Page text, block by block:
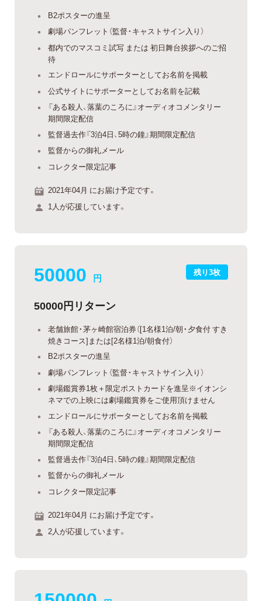
B2ポスターの進呈
劇場パンフレット（監督・キャストサイン入り）
都内でのマスコミ試写 または 初日舞台挨拶へのご招
待
エンドロールにサポーターとしてお名前を掲載
公式サイトにサポーターとしてお名前を記載
『ある殺人、落葉のころに』オーディオコメンタリー
期間限定配信
監督過去作『3泊4日、5時の鐘』期間限定配信
監督からの御礼メール
コレクター限定記事
2021年04月 にお届け予定です。
1人が応援しています。
残り3枚
50000 円
50000円リターン
老舗旅館・茅ヶ崎館宿泊券（[1名様1泊/朝・夕食付 すき
焼きコース]または[2名様1泊/朝食付）
B2ポスターの進呈
劇場パンフレット（監督・キャストサイン入り）
劇場鑑賞券1枚＋限定ポストカードを進呈※イオンシ
ネマでの上映には劇場鑑賞券をご使用頂けません
エンドロールにサポーターとしてお名前を掲載
『ある殺人、落葉のころに』オーディオコメンタリー
期間限定配信
監督過去作『3泊4日、5時の鐘』期間限定配信
監督からの御礼メール
コレクター限定記事
2021年04月 にお届け予定です。
2人が応援しています。